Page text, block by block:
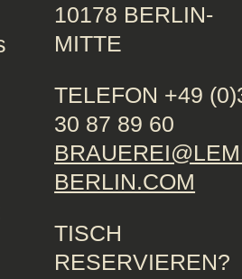
10178 BERLIN-
MITTE
TELEFON +49
30 87 89 60
BERLIN.COM
TISCH
RESERVIEREN?